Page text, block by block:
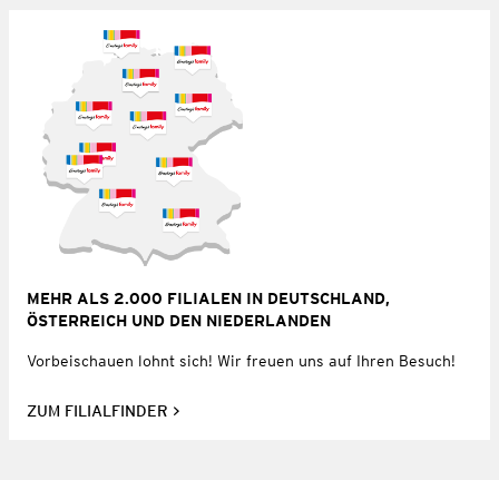
MEHR ALS 2.000 FILIALEN IN DEUTSCHLAND,
ÖSTERREICH UND DEN NIEDERLANDEN
Vorbeischauen lohnt sich! Wir freuen uns auf Ihren Besuch!
ZUM FILIALFINDER